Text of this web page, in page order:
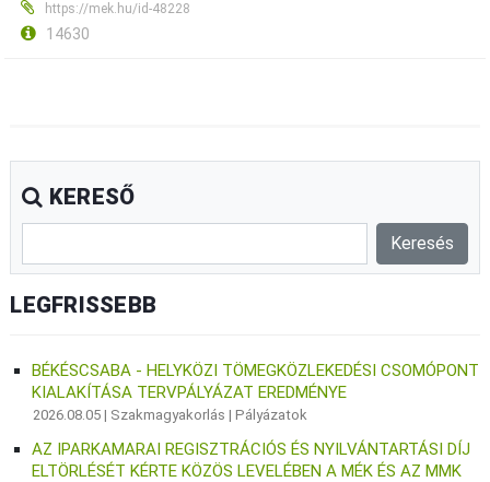
https://mek.hu/id-48228
14630
KERESŐ
LEGFRISSEBB
BÉKÉSCSABA - HELYKÖZI TÖMEGKÖZLEKEDÉSI CSOMÓPONT
KIALAKÍTÁSA TERVPÁLYÁZAT EREDMÉNYE
2026.08.05 | Szakmagyakorlás |Pályázatok
AZ IPARKAMARAI REGISZTRÁCIÓS ÉS NYILVÁNTARTÁSI DÍJ
ELTÖRLÉSÉT KÉRTE KÖZÖS LEVELÉBEN A MÉK ÉS AZ MMK